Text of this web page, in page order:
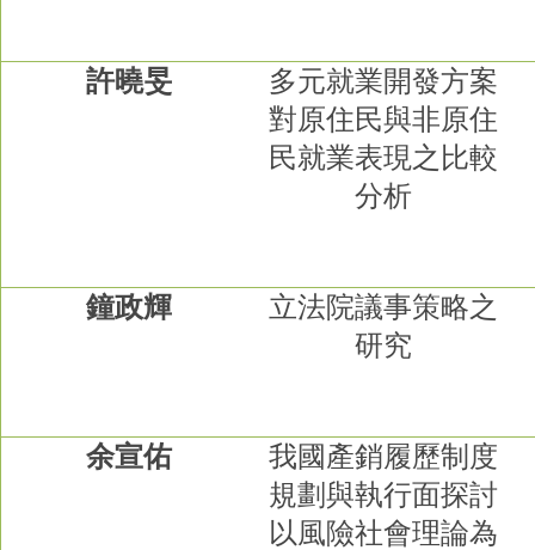
許曉旻
多元就業開發方案
對原住民與非原住
民就業表現之比較
分析
鐘政輝
立法院議事策略之
研究
余宣佑
我國產銷履歷制度
規劃與執行面探討
以風險社會理論為